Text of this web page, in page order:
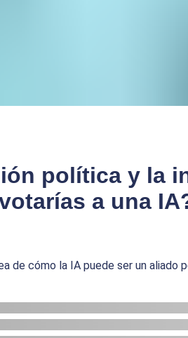
política y la
a una
de cómo la IA puede ser un